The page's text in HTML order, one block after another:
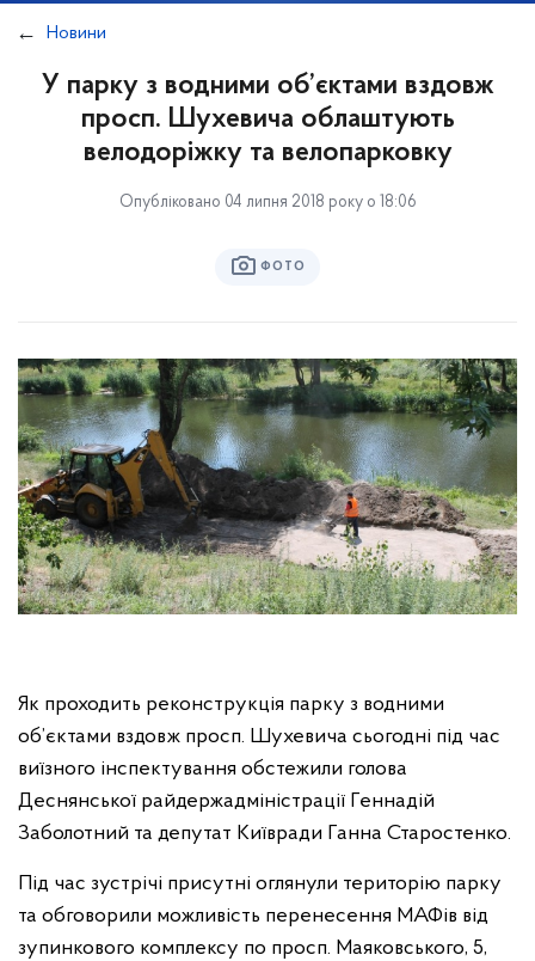
Новини
У парку з водними об’єктами вздовж
просп. Шухевича облаштують
велодоріжку та велопарковку
Опубліковано 04 липня 2018 року о 18:06
ФОТО
Як проходить реконструкція парку з водними
об’єктами вздовж просп. Шухевича сьогодні під час
виїзного інспектування обстежили голова
Деснянської райдержадміністрації Геннадій
Заболотний та депутат Київради Ганна Старостенко.
Під час зустрічі присутні оглянули територію парку
та обговорили можливість перенесення МАФів від
зупинкового комплексу по просп. Маяковського, 5,